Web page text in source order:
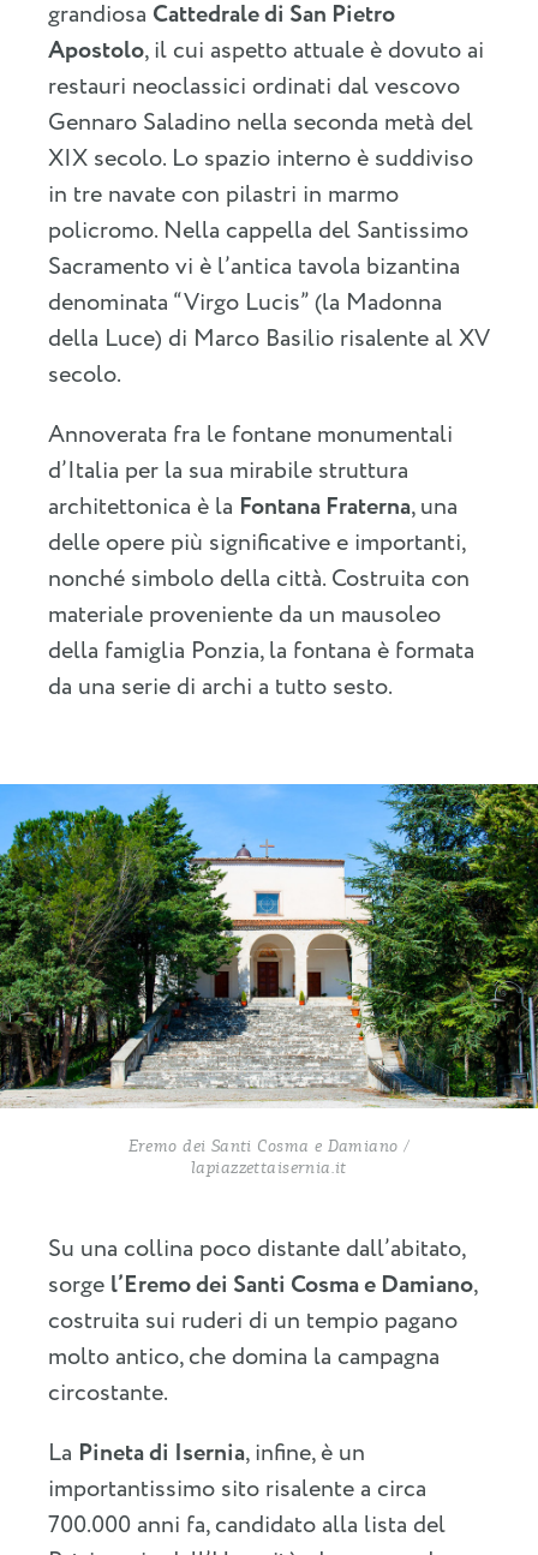
grandiosa Cattedrale di San Pietro
Apostolo, il cui aspetto attuale è dovuto ai
restauri neoclassici ordinati dal vescovo
Gennaro Saladino nella seconda metà del
XIX secolo. Lo spazio interno è suddiviso
in tre navate con pilastri in marmo
policromo. Nella cappella del Santissimo
Sacramento vi è l’antica tavola bizantina
denominata “Virgo Lucis” (la Madonna
della Luce) di Marco Basilio risalente al XV
secolo.
Annoverata fra le fontane monumentali
d’Italia per la sua mirabile struttura
architettonica è la Fontana Fraterna, una
delle opere più significative e importanti,
nonché simbolo della città. Costruita con
materiale proveniente da un mausoleo
della famiglia Ponzia, la fontana è formata
da una serie di archi a tutto sesto.
Eremo dei Santi Cosma e Damiano /
lapiazzettaisernia.it
Su una collina poco distante dall’abitato,
sorge l’Eremo dei Santi Cosma e Damiano,
costruita sui ruderi di un tempio pagano
molto antico, che domina la campagna
circostante.
La Pineta di Isernia, infine, è un
importantissimo sito risalente a circa
700.000 anni fa, candidato alla lista del